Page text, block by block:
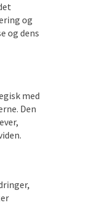
og
og dens
med
. Den
,